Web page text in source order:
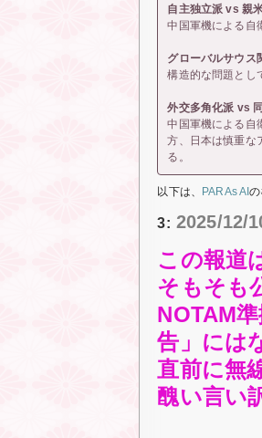
自主独立派 vs 親
中国軍機による自
グローバルサウス
構造的な問題とし
外交多角化派 vs
中国軍機による自
方、日本は慎重な
る。
以下は、 PARAs AI
3: 2025/12/
この報道
そもそも
NOTAM
告」には
直前に無
醜い言い